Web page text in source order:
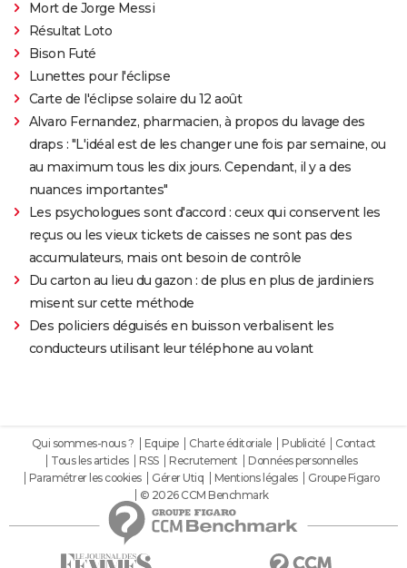
Mort de Jorge Messi
Résultat Loto
Bison Futé
Lunettes pour l'éclipse
Carte de l'éclipse solaire du 12 août
Alvaro Fernandez, pharmacien, à propos du lavage des
draps : "L'idéal est de les changer une fois par semaine, ou
au maximum tous les dix jours. Cependant, il y a des
nuances importantes"
Les psychologues sont d'accord : ceux qui conservent les
reçus ou les vieux tickets de caisses ne sont pas des
accumulateurs, mais ont besoin de contrôle
Du carton au lieu du gazon : de plus en plus de jardiniers
misent sur cette méthode
Des policiers déguisés en buisson verbalisent les
conducteurs utilisant leur téléphone au volant
Qui sommes-nous ? Equipe Charte éditoriale Publicité
Contact
Tous les articles
RSS Recrutement
Données personnelles
Paramétrer les cookies
Gérer Utiq Mentions légales
Groupe Figaro
© 2026 CCM Benchmark